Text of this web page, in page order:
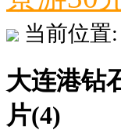
当前位置:
大连港钻
片(4)